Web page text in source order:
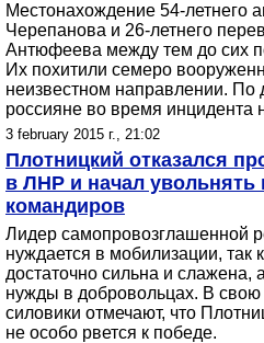
Местонахождение 54-летнего
Черепанова и 26-летнего
Антюфеева между тем до сих
Их похитили семеро
неизвестном направлении.
россияне во время инцидента
3 february 2015 г., 21:02
Плотницкий отказался
в ЛНР и начал
командиров
Лидер самопровозглашенной
нуждается в мобилизации,
достаточно сильна и слажена,
нужды в добровольцах. В свою
силовики отмечают, что
не особо рвется к победе.